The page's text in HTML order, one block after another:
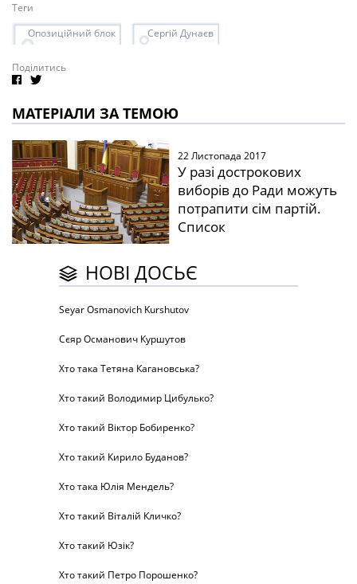
Теги
Опозиційний блок
Сергій Дунаєв
Поділитись
МАТЕРІАЛИ ЗА ТЕМОЮ
22 Листопада 2017
У разі дострокових
виборів до Ради можуть
потрапити сім партій.
Список
НОВІ ДОСЬЄ
Seyar Osmanovich Kurshutov
Сєяр Османович Куршутов
Хто така Тетяна Кагановська?
Хто такий Володимир Цибулько?
Хто такий Віктор Бобиренко?
Хто такий Кирило Буданов?
Хто така Юлія Мендель?
Хто такий Віталій Кличко?
Хто такий Юзік?
Хто такий Петро Порошенко?